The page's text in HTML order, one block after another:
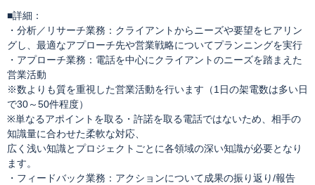
■詳細：
・分析／リサーチ業務：クライアントからニーズや要望をヒアリン
グし、最適なアプローチ先や営業戦略についてプランニングを実行
・アプローチ業務：電話を中心にクライアントのニーズを踏まえた
営業活動
※数よりも質を重視した営業活動を行います（1日の架電数は多い日
で30～50件程度）
※単なるアポイントを取る・許諾を取る電話ではないため、相手の
知識量に合わせた柔軟な対応、
広く浅い知識とプロジェクトごとに各領域の深い知識が必要となり
ます。
・フィードバック業務：アクションについて成果の振り返り/報告